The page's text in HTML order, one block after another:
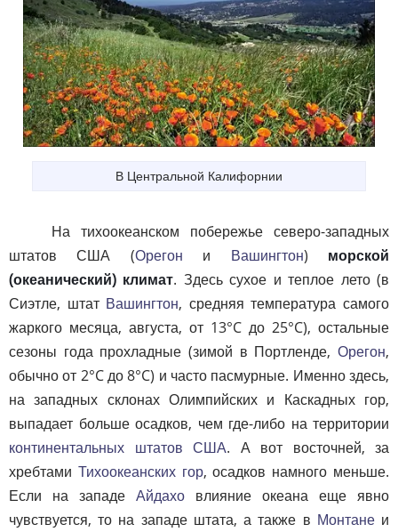
В Центральной Калифорнии
На тихоокеанском побережье северо-западных
штатов США (Орегон и Вашингтон) морской
(океанический) климат. Здесь сухое и теплое лето (в
Сиэтле, штат Вашингтон, средняя температура самого
жаркого месяца, августа, от 13°C до 25°C), остальные
сезоны года прохладные (зимой в Портленде, Орегон,
обычно от 2°C до 8°C) и часто пасмурные. Именно здесь,
на западных склонах Олимпийских и Каскадных гор,
выпадает больше осадков, чем где-либо на территории
континентальных штатов США. А вот восточней, за
хребтами Тихоокеанских гор, осадков намного меньше.
Если на западе Айдахо влияние океана еще явно
чувствуется, то на западе штата, а также в Монтанеи